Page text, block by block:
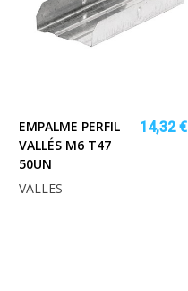
EMPALME PERFIL
VALLÉS M6 T47
50UN
14,32 €
VALLES